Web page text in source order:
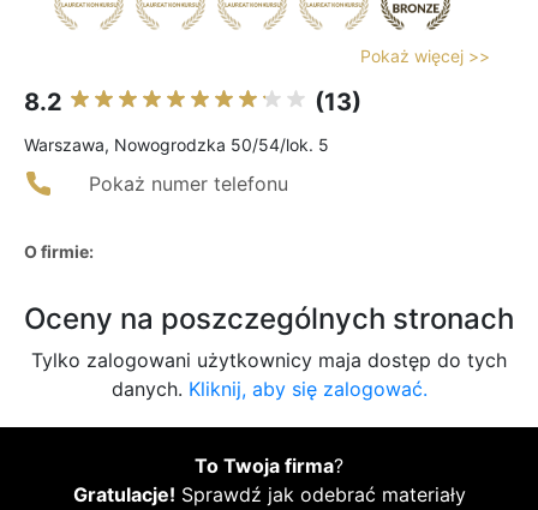
Pokaż więcej >>
8.2 (13)
Warszawa, Nowogrodzka 50/54/lok. 5
Pokaż numer telefonu
O firmie:
Oceny na poszczególnych stronach
Tylko zalogowani użytkownicy maja dostęp do tych
danych. Kliknij, aby się zalogować.
To Twoja firma?
Gratulacje! Sprawdź jak odebrać materiały